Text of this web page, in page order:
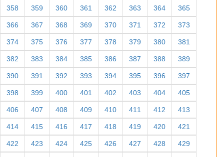
358 359 360 361 362 363 364 365
366 367 368 369 370 371 372 373
374 375 376 377 378 379 380 381
382 383 384 385 386 387 388 389
390 391 392 393 394 395 396 397
398 399 400 401 402 403 404 405
406 407 408 409 410 411 412 413
414 415 416 417 418 419 420 421
422 423 424 425 426 427 428 429